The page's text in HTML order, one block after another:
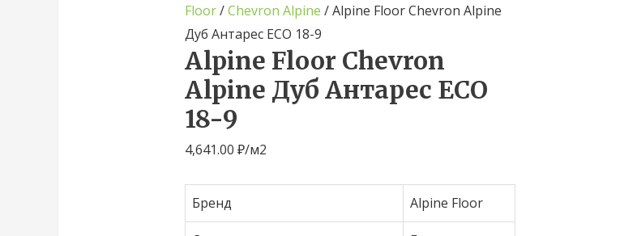
Floor/Chevron Alpine / Alpine Floor Chevron Alpine
Дуб Антарес ECO 18-9
Alpine Floor Chevron
Alpine Дуб Антарес ECO
18-9
4,641.00 ₽/м2
Бренд Alpine Floor